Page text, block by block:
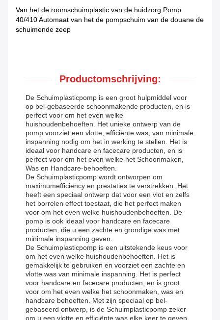
Van het de roomschuimplastic van de huidzorg Pomp
40/410 Automaat van het de pompschuim van de douane de
schuimende zeep
Productomschrijving:
De Schuimplasticpomp is een groot hulpmiddel voor
op bel-gebaseerde schoonmakende producten, en is
perfect voor om het even welke
huishoudenbehoeften. Het unieke ontwerp van de
pomp voorziet een vlotte, efficiënte was, van minimale
inspanning nodig om het in werking te stellen. Het is
ideaal voor handcare en facecare producten, en is
perfect voor om het even welke het Schoonmaken,
Was en Handcare-behoeften.
De Schuimplasticpomp wordt ontworpen om
maximumefficiency en prestaties te verstrekken. Het
heeft een speciaal ontwerp dat voor een vlot en zelfs
het borrelen effect toestaat, die het perfect maken
voor om het even welke huishoudenbehoeften. De
pomp is ook ideaal voor handcare en facecare
producten, die u een zachte en grondige was met
minimale inspanning geven.
De Schuimplasticpomp is een uitstekende keus voor
om het even welke huishoudenbehoeften. Het is
gemakkelijk te gebruiken en voorziet een zachte en
vlotte was van minimale inspanning. Het is perfect
voor handcare en facecare producten, en is groot
voor om het even welke het schoonmaken, was en
handcare behoeften. Met zijn speciaal op bel-
gebaseerd ontwerp, is de Schuimplasticpomp zeker
om u een vlotte en efficiënte was elke keer te geven.